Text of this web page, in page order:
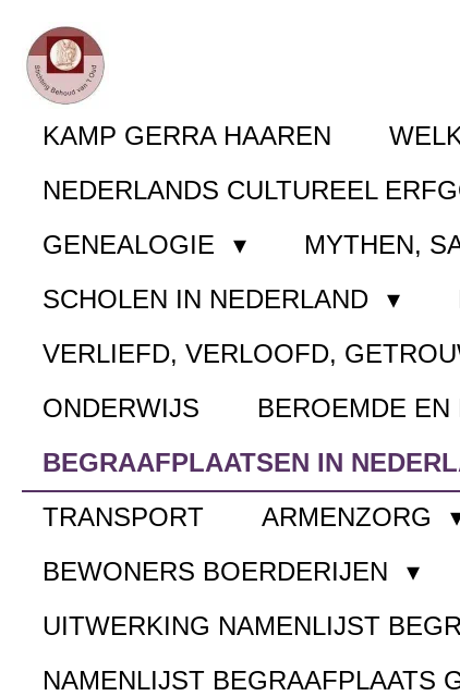
Ga
direct
naar
hoofdinhoud
KAMP GERRA HAAREN
NEDERLANDS CULTUREEL
GENEALOGIE
MYTHEN,
SCHOLEN IN NEDERLAND
VERLIEFD, VERLOOFD,
ONDERWIJS
BEROEMDE
BEGRAAFPLAATSEN IN
TRANSPORT
ARMENZORG
BEWONERS BOERDERIJEN
UITWERKING NAMENLIJST
NAMENLIJST BEGRAAFPLAATS